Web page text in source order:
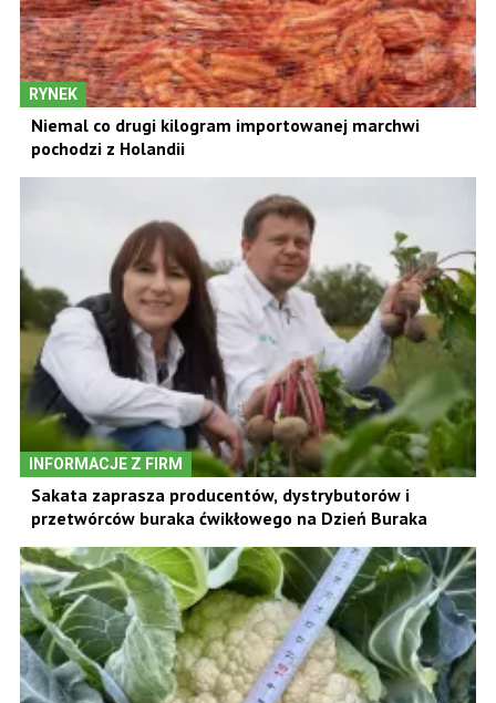
RYNEK
Niemal co drugi kilogram importowanej marchwi
pochodzi z Holandii
INFORMACJE Z FIRM
Sakata zaprasza producentów, dystrybutorów i
przetwórców buraka ćwikłowego na Dzień Buraka